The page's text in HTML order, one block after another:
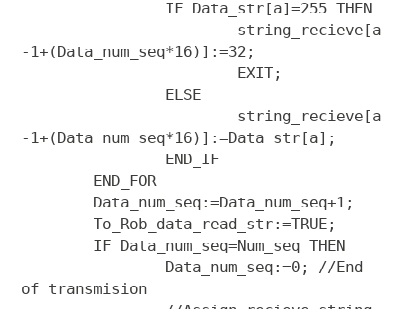
-1+(Data_num_seq*16)]:=32;
-1+(Data_num_seq*16)]:=Data_str[a];
of transmision